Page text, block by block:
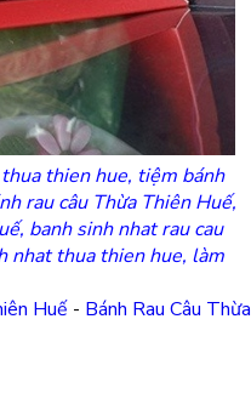
thien hue, tiệm bánh
rau câu Thừa Thiên Huế,
banh sinh nhat rau cau
nhat thua thien hue, làm
Huế - Bánh Rau Câu Thừa